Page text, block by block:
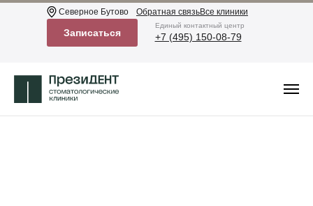
Обратная связьВсе клиники
Eдиный контактный центр
+7 (495) 150-08-79
Северное Бутово
Записаться